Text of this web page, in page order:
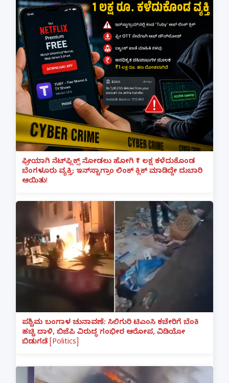
ಫ್ರೀಯಾಗಿ ನೆಟ್‌ಫ್ಲಿಕ್ಸ್ ನೋಡಲು ಹೋಗಿ ₹1 ಲಕ್ಷ ಕಳೆದುಕೊಂಡ
ಬೆಂಗಳೂರು ವ್ಯಕ್ತಿ; ಇನ್‌ಸ್ಟಾಗ್ರಾಂ ಲಿಂಕ್ ಕ್ಲಿಕ್ ಮಾಡಿದ್ದೇ ದುಬಾರಿ
ಆಯಿತು!
ಪಶ್ಚಿಮ ಬಂಗಾಳ ಚುನಾವಣೆ: ಸಿಲಿಗುರಿ ಟಿಎಂಸಿ ಕಚೇರಿಗೆ ಬೆಂಕಿ
ಹಚ್ಚಿ ದಾಳಿ, ಬಿಜೆಪಿ ವಿರುದ್ಧ ಗಂಭೀರ ಆರೋಪ, ವಿಡಿಯೋ
ಬಿಡುಗಡೆ [Politics]